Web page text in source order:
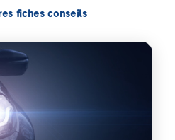
fiches conseils